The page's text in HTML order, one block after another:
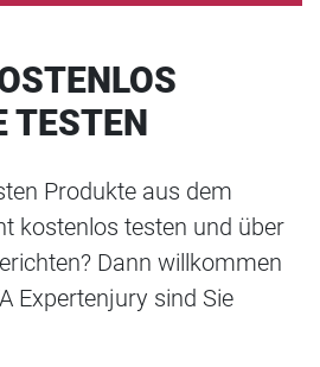
TESTEN
Produkte aus dem
kostenlos testen und über
Dann willkommen
Expertenjury sind Sie